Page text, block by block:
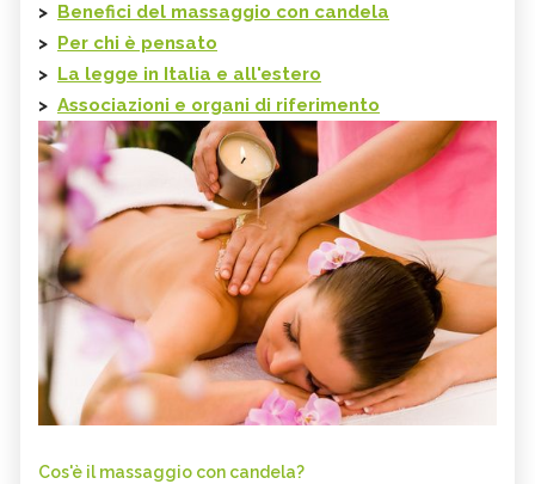
> Benefici del massaggio con candela
> Per chi è pensato
> La legge in Italia e all'estero
> Associazioni e organi di riferimento
Cos'è il massaggio con candela?